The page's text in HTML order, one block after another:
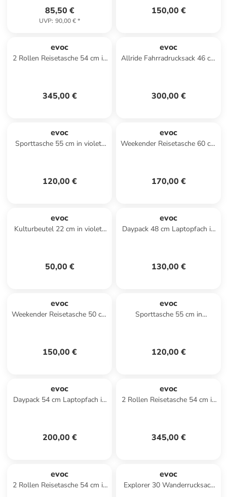
85,50 €
UVP: 90,00 €*
150,00 €
evoc
2 Rollen Reisetasche 54 cm in
345,00 €
evoc
Allride Fahrradrucksack 46 cm
300,00 €
evoc
Sporttasche 55 cm in violet-
120,00 €
evoc
Weekender Reisetasche 60 cm
170,00 €
evoc
Kulturbeutel 22 cm in violet-
50,00 €
evoc
Daypack 48 cm Laptopfach in
130,00 €
evoc
Weekender Reisetasche 50 cm
150,00 €
evoc
Sporttasche 55 cm in
120,00 €
evoc
Daypack 54 cm Laptopfach in
200,00 €
evoc
2 Rollen Reisetasche 54 cm in
345,00 €
evoc
2 Rollen Reisetasche 54 cm in
evoc
Explorer 30 Wanderrucksack